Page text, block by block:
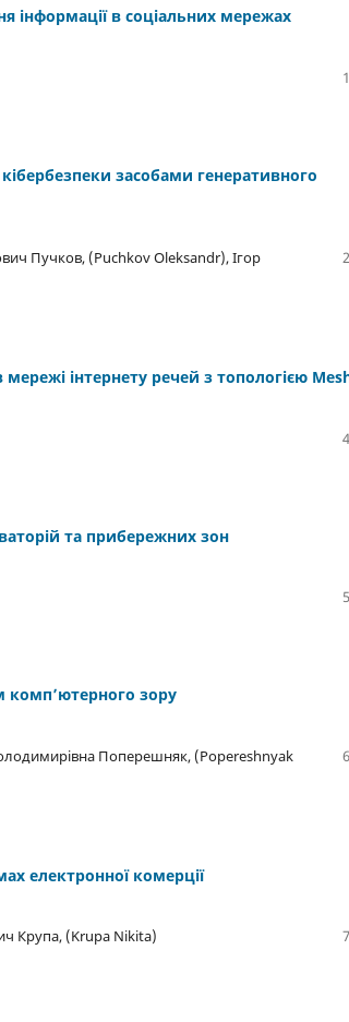
інформації в соціальних мережах
засобами генеративного
Пучков, (Puchkov Oleksandr), Ігор
інтернету речей з топологією
та прибережних зон
комп’ютерного зору
Поперешняк, (Popereshnyak
електронної комерції
Крупа, (Krupa Nikita)